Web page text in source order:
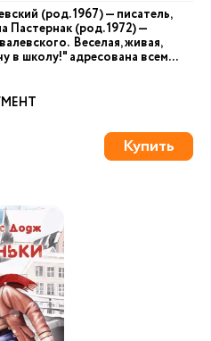
(род. 1967) — писатель,
Пастернак (род. 1972) —
Веселая, живая,
в школу!" адресована всем...
Купить